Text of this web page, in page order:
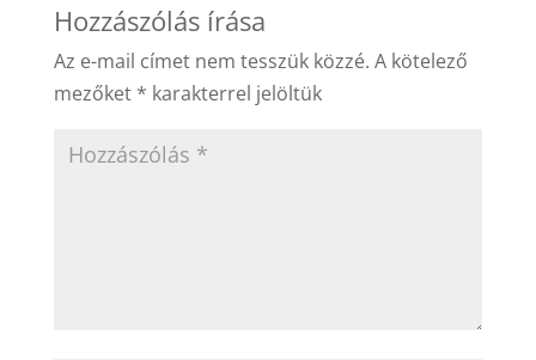
Hozzászólás írása
Az e-mail címet nem tesszük közzé. A kötelező
mezőket * karakterrel jelöltük